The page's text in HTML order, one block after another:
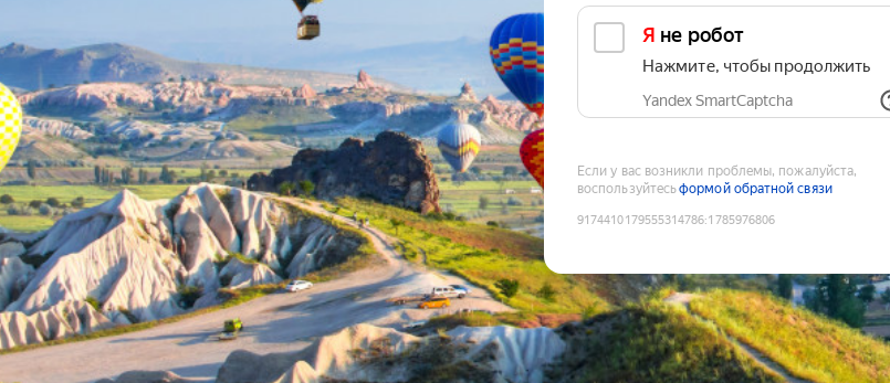
Я не робот
Нажмите, чтобы продолжить
Yandex SmartCaptcha
Если у вас возникли проблемы, пожалуйста,
воспользуйтесьформой обратной связи
9174410179555314786:1785976806